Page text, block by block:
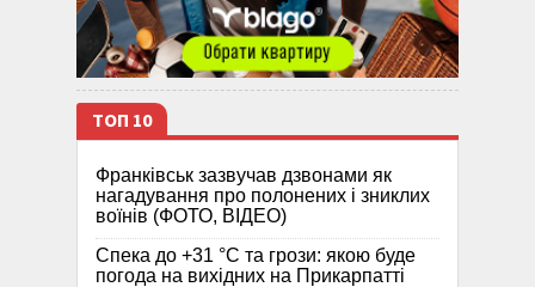
ТОП 10
Франківськ зазвучав дзвонами як
нагадування про полонених і зниклих
воїнів (ФОТО, ВІДЕО)
Спека до +31 °C та грози: якою буде
погода на вихідних на Прикарпатті